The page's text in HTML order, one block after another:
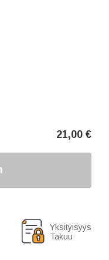
21,00 €
Yksityisyys
Takuu